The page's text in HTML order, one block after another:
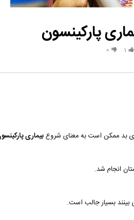
پارکینسون
1
0
بد ممکن است به معنای شروعبیماری
انجام شد.
بسیار جالب است.